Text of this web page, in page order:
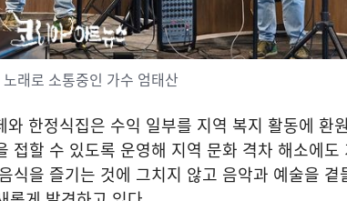
래로 소통중인 가수 엄태산
한정식집은 수익 일부를 지역 복지 활동에 환
접할 수 있도록 운영해 지역 문화 격차 해소에도
식을 즐기는 것에 그치지 않고 음악과 예술을 곁